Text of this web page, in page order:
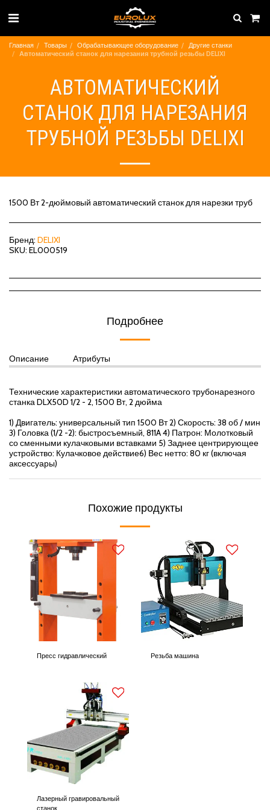
Главная Товары Обрабатывающее оборудование
Другие станки
Автоматический станок для нарезания трубной резьбы DELIXI
АВТОМАТИЧЕСКИЙ
СТАНОК ДЛЯ НАРЕЗАНИЯ
ТРУБНОЙ РЕЗЬБЫ DELIXI
1500 Вт 2-дюймовый автоматический станок для нарезки труб
Бренд: DELIXI
SKU: EL000519
Подробнее
Описание Атрибуты
Технические характеристики автоматического трубонарезного
станка DLX50D 1/2 - 2, 1500 Вт, 2 дюйма
1) Двигатель: универсальный тип 1500 Вт 2) Скорость: 38 об / мин
3) Головка (1/2 -2): быстросъемный, 811A 4) Патрон: Молотковый
со сменными кулачковыми вставками 5) Заднее центрирующее
устройство: Кулачковое действие6) Вес нетто: 80 кг (включая
аксессуары)
Похожие продукты
Пресс гидравлический Резьба машина
Лазерный гравировальный
станок